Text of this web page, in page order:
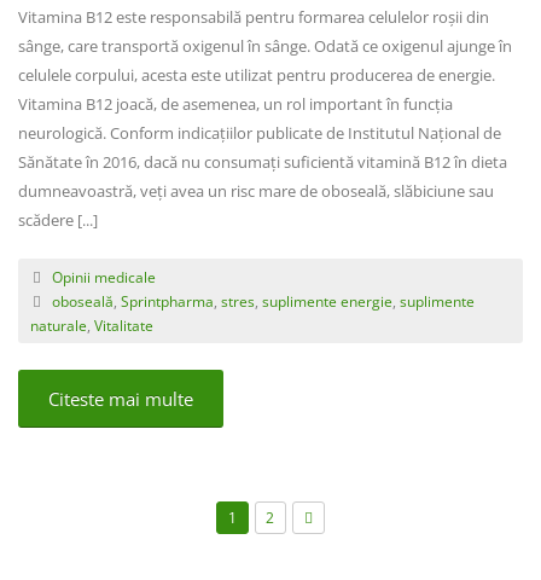
Vitamina B12 este responsabilă pentru formarea celulelor roșii din
sânge, care transportă oxigenul în sânge. Odată ce oxigenul ajunge în
celulele corpului, acesta este utilizat pentru producerea de energie.
Vitamina B12 joacă, de asemenea, un rol important în funcția
neurologică. Conform indicațiilor publicate de Institutul Național de
Sănătate în 2016, dacă nu consumați suficientă vitamină B12 în dieta
dumneavoastră, veți avea un risc mare de oboseală, slăbiciune sau
scădere [...]
Opinii medicale
oboseală Sprintpharma stres, suplimente energie suplimente
naturale Vitalitate
Citeste mai multe
1 2